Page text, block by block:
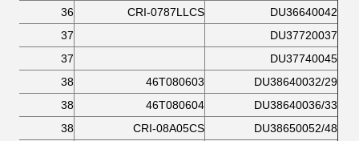
DU36640042
CRI-0787LLCS
36
DU37720037
37
DU37740045
37
DU38640032/29
46T080603
38
DU38640036/33
46T080604
38
DU38650052/48
CRI-08A05CS
38